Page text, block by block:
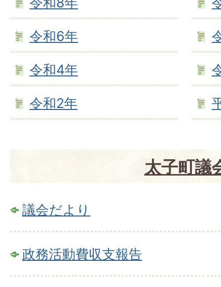
令和6年
令和4年
令和2年
太子町議
議会だより
政務活動費収支報告